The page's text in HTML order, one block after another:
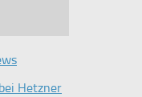
Hetzner